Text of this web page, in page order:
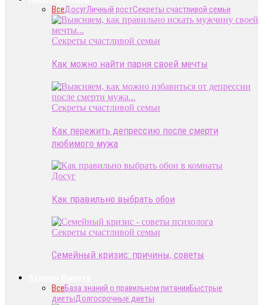
ВсеДосугЛичный ростСекреты счастливой семьи
Секреты счастливой семьи
Как можно найти парня своей мечты
Секреты счастливой семьи
Как пережить депрессию после смерти
любимого мужа
Досуг
Как правильно выбрать обои
Секреты счастливой семьи
Семейный кризис: причины, советы
ВсеБаза знаний о правильном питанииБыстрые
диетыДолгосрочные диеты